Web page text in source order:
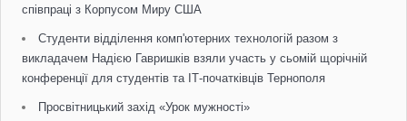
співпраці з Корпусом Миру США
Студенти відділення комп'ютерних технологій разом з
викладачем Надією Гавришків взяли участь у сьомій щорічній
конференції для студентів та ІТ-початківців Тернополя
Просвітницький захід «Урок мужності»